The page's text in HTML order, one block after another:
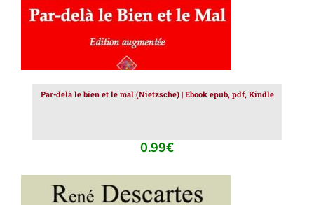
Par-delà le bien et le mal (Nietzsche) | Ebook epub, pdf, Kindle
0.99€